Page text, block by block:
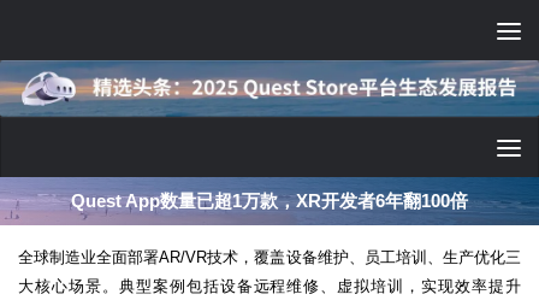
深度分享：AI智能眼镜的现实困境与严峻出路
全球制造业全面部署AR/VR技术，覆盖设备维护、员工培训、生产优化三
大核心场景。典型案例包括设备远程维修、虚拟培训，实现效率提升